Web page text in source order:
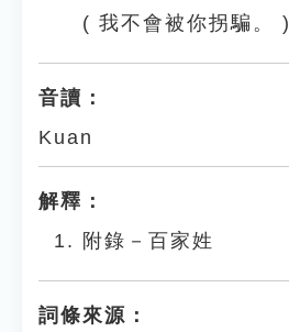
( 我不會被你拐騙。 )
音讀：
Kuan
解釋：
附錄－百家姓
詞條來源：